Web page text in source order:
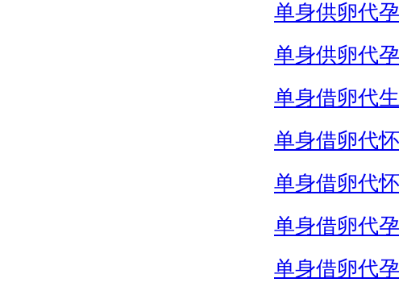
单身供卵代
单身供卵代
单身借卵代
单身借卵代
单身借卵代
单身借卵代
单身借卵代